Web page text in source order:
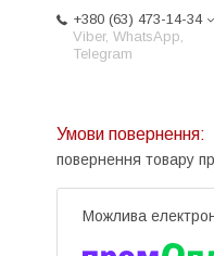
+380 (63) 473-14-34
Viber, WhatsApp,
Telegram
повернення товару